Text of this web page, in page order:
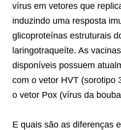
vírus em vetores que
induzindo uma resposta
glicoproteínas estruturais
laringotraqueíte. As
disponíveis possuem
com o vetor HVT (sorotipo
o vetor Pox (vírus da
E quais são as diferenças